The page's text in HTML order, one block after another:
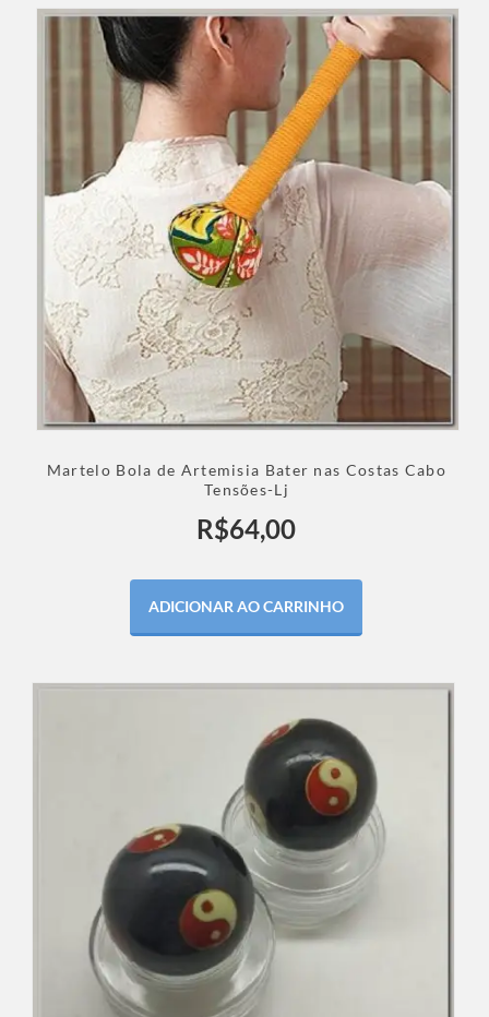
Martelo Bola de Artemisia Bater nas Costas Cabo
Tensões-Lj
R$64,00
ADICIONAR AO CARRINHO